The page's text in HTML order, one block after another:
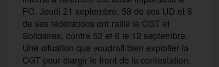
FO. Jeudi 21 septembre, 58 de ses UD et 8
de ses fédérations ont rallié la CGT et
Solidaires, contre 52 et 6 le 12 septembre.
Une situation que voudrait bien exploiter la
CGT pour élargir le front de la contestation.